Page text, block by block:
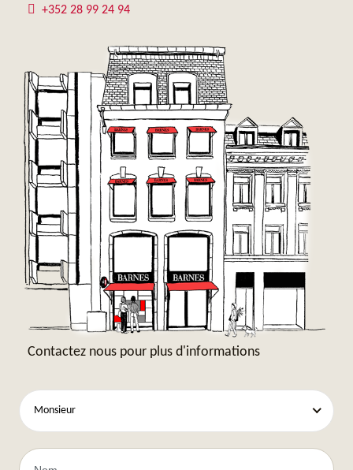
+352 28 99 24 94
Contactez nous pour plus d'informations
Monsieur